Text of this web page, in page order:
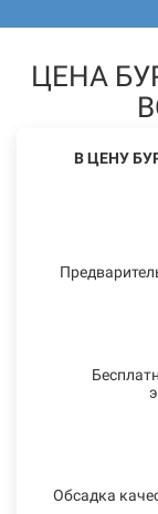
ЦЕНА
В ЦЕНУ
Обсадка